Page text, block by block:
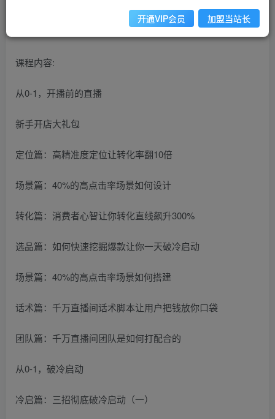
课程内容:
从0-1，开播前的直播
新手开店大礼包
定位篇：高精准度定位让转化率翻10倍
场景篇：40%的高点击率场景如何设计
转化篇：消费者心智让你转化直线飙升300%
选品篇：如何快速挖掘爆款让你一天破冷启动
场景篇：40%的高点击率场景如何搭建
话术篇：千万直播间话术脚本让用户把钱放你口袋
团队篇：千万直播间团队是如何打配合的
从0-1，破冷启动
冷启篇：三招彻底破冷启动（一）
开通VIP会员 加盟当站长